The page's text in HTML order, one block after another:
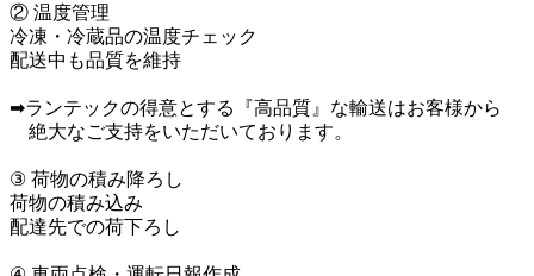
② 温度管理
冷凍・冷蔵品の温度チェック
配送中も品質を維持
➡ランテックの得意とする『高品質』な輸送はお客様から
絶大なご支持をいただいております。
③ 荷物の積み降ろし
荷物の積み込み
配達先での荷下ろし